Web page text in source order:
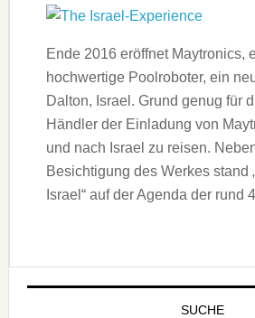
Ende 2016 eröffnet Maytronics,
hochwertige Poolroboter, ein
Dalton, Israel. Grund genug für
Händler der Einladung von
und nach Israel zu reisen.
Besichtigung des Werkes stand
Israel“ auf der Agenda der rund
SUCHE